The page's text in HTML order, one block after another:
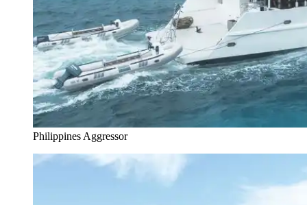
Philippines Aggressor